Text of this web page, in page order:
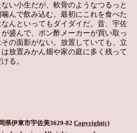
い小生だが、軟骨のようなつるっと
んで飲み込む。最初にこれを食べた
んといってもダイダイだ。昔、宇佐
盛んで、ポン酢メーカーが買い取っ
の面影がない。放置していても、立
放置みかん畑や家の庭に多く残って
る。
県伊東市宇佐美3629-82 Copyright(c)